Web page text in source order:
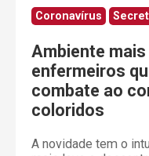
Coronavírus
Ambiente
enfermeiros
combate ao
coloridos
A novidade tem o